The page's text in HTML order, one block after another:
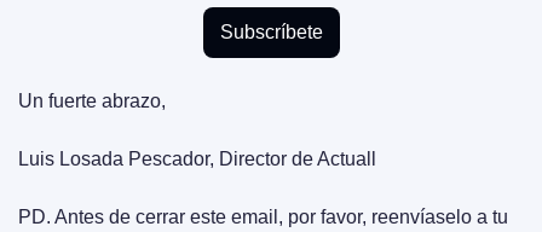
Subscríbete
Un fuerte abrazo,
Luis Losada Pescador, Director de Actuall
PD. Antes de cerrar este email, por favor, reenvíaselo a tu